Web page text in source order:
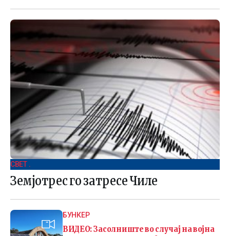
СВЕТ .
Земјотрес го затресе Чиле
БУНКЕР
ВИДЕО: Засолниште во случај на војна